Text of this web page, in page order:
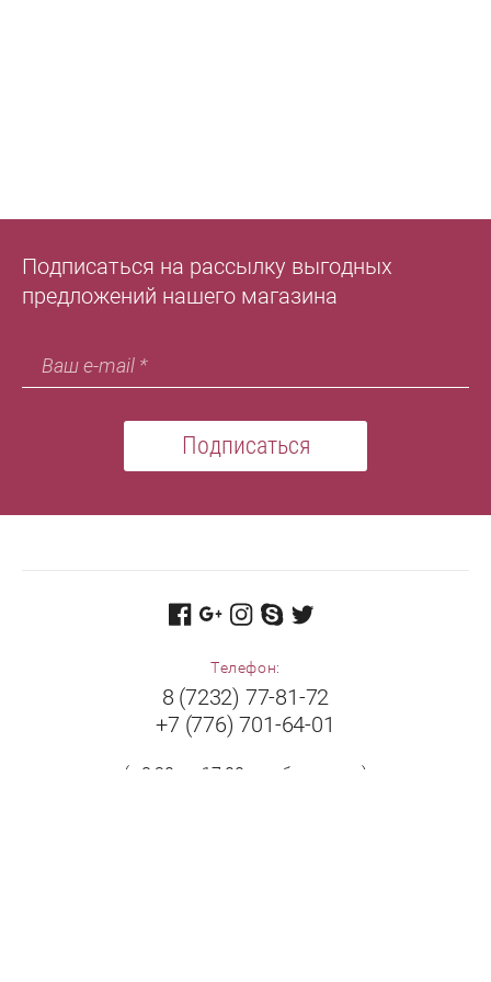
Подписаться на рассылку выгодных
предложений нашего магазина
Подписаться
Телефон:
8 (7232) 77-81-72
+7 (776) 701-64-01
(с 8:30 до 17:00 в рабочие дни)